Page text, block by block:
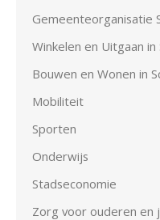
Gemeenteorganisatie
Winkelen en Uitgaan
Bouwen en Wonen in
Mobiliteit
Sporten
Onderwijs
Stadseconomie
Zorg voor ouderen en